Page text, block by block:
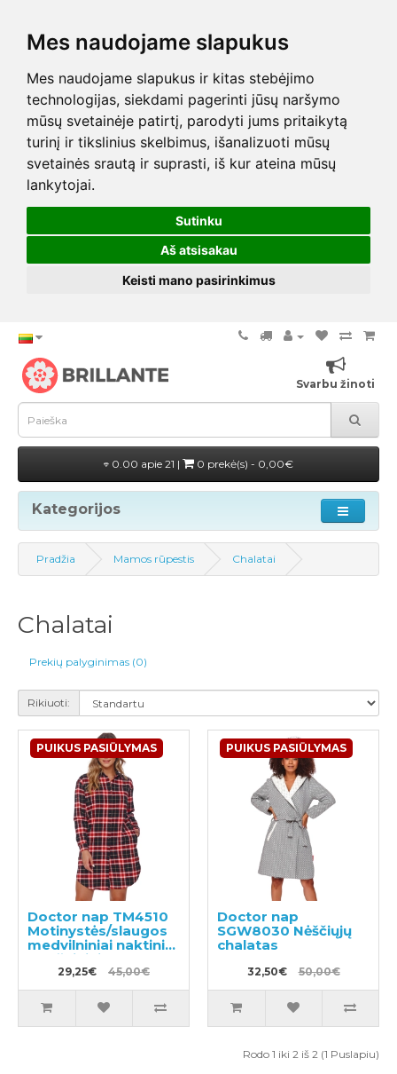
Mes naudojame slapukus
Mes naudojame slapukus ir kitas stebėjimo
technologijas, siekdami pagerinti jūsų naršymo
mūsų svetainėje patirtį, parodyti jums pritaikytą
turinį ir tikslinius skelbimus, išanalizuoti mūsų
svetainės srautą ir suprasti, iš kur ateina mūsų
lankytojai.
Sutinku
Aš atsisakau
Keisti mano pasirinkimus
Svarbu žinoti
0.00 apie 21 | 0 prekė(s) - 0,00€
Kategorijos
Pradžia Mamos rūpestis Chalatai
Chalatai
Prekių palyginimas (0)
Rikiuoti:
PUIKUS PASIŪLYMAS
Doctor nap TM4510
Motinystės/slaugos
medvilniniai naktiniai
marškiniai
29,25€ 45,00€
PUIKUS PASIŪLYMAS
Doctor nap
SGW8030 Nėščiųjų
chalatas
32,50€ 50,00€
Rodo 1 iki 2 iš 2 (1 Puslapiu)